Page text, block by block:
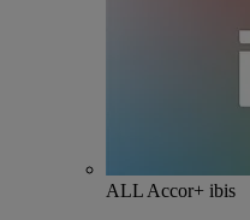
ALL Accor+ ibis